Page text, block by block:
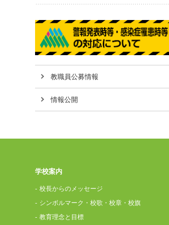
教職員公募情報
情報公開
学校案内
校長からのメッセージ
シンボルマーク・校歌・校章・校旗
教育理念と目標